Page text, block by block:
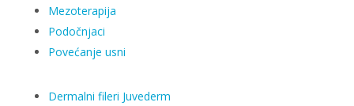
Mezoterapija
Podočnjaci
Povećanje usni
Dermalni fileri Juvederm